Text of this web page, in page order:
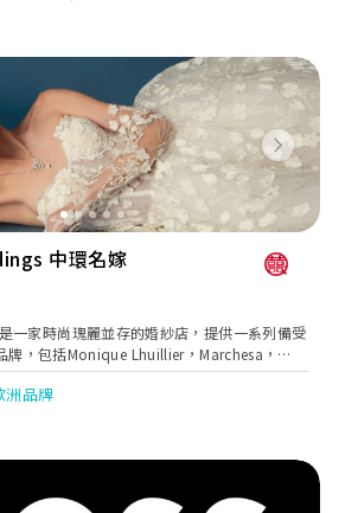
Next
中環名嫁
一家時尚瑰麗並存的婚紗店，提供一系列備受
牌，包括Monique Lhuillier，Marchesa，
，Badgley Mischka及Chana Marelus等。這
有品味有要求的新娘子打造各色各樣的造
們真正難忘的旅程。
洲品牌